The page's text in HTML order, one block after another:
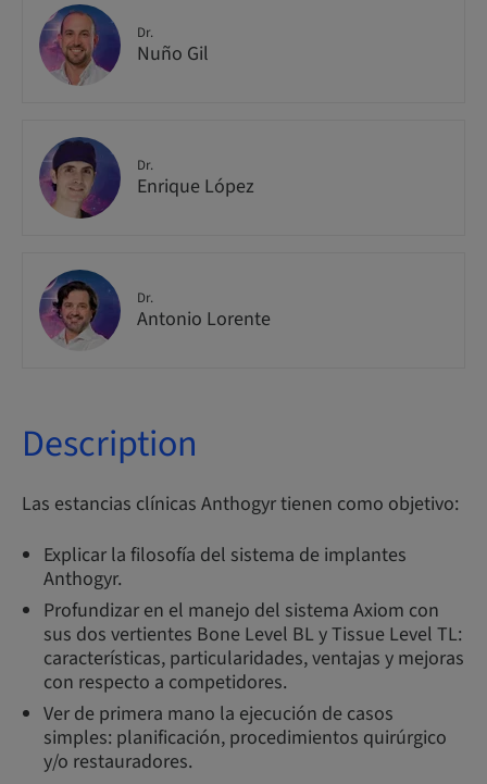
Dr.
Nuño Gil
Dr.
Enrique López
Dr.
Antonio Lorente
Description
Las estancias clínicas Anthogyr tienen como objetivo:
Explicar la filosofía del sistema de implantes
Anthogyr.
Profundizar en el manejo del sistema Axiom con
sus dos vertientes Bone Level BL y Tissue Level TL:
características, particularidades, ventajas y mejoras
con respecto a competidores.
Ver de primera mano la ejecución de casos
simples: planificación, procedimientos quirúrgico
y/o restauradores.